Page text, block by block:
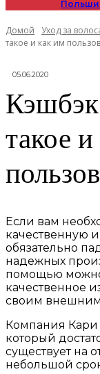
Домой Уход за
такое и как им
05.06.2020
такое
Если вам
качественную
обязательно
надежных
помощью
качественное
своим внешним
Компания
который
существует на
небольшой